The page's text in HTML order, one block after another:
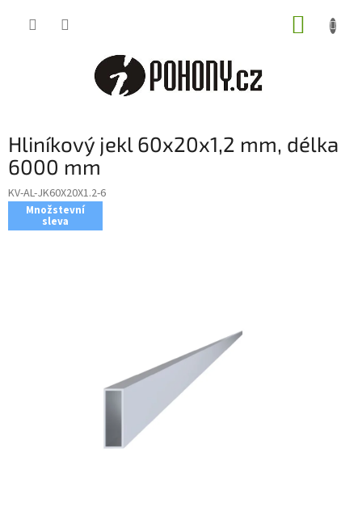
Hliníkový jekl 60x20x1,2 mm, délka
6000 mm
KV-AL-JK60X20X1.2-6
Množstevní
sleva